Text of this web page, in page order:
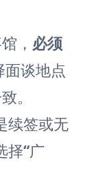
， 必须
面谈地点
。
续签或无
择“广